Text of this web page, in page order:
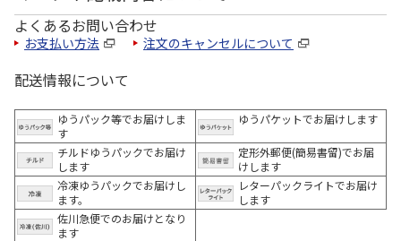
よくあるお問い合わせ
お支払い方法 注文のキャンセルについて
配送情報について
ゆうパック等でお届けしま
す
ゆうパケットでお届けします
チルドゆうパックでお届け
します
定形外郵便(簡易書留)でお届
けします
冷凍ゆうパックでお届けし
ます。
レターパックライトでお届け
します
佐川急便でのお届けとなり
ます